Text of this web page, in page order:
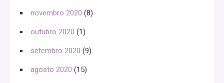
novembro 2020 (8)
outubro 2020 (1)
setembro 2020 (9)
agosto 2020 (15)